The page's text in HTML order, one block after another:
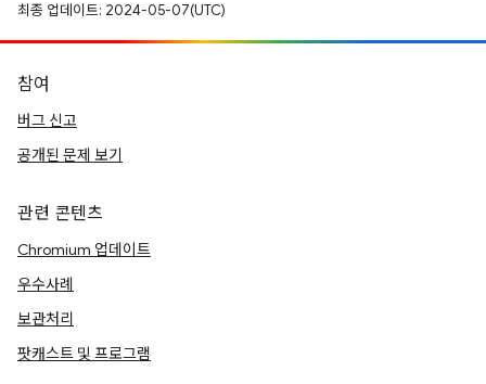
최종 업데이트: 2024-05-07(UTC)
참여
버그 신고
공개된 문제 보기
관련 콘텐츠
Chromium 업데이트
우수사례
보관처리
팟캐스트 및 프로그램